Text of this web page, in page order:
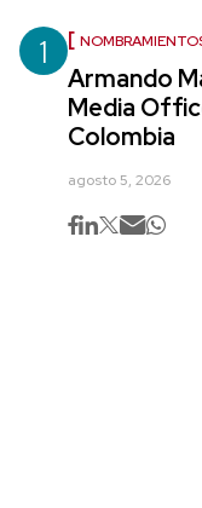
1
Armando
Media
Colombia
agosto 5, 2026